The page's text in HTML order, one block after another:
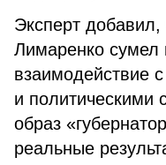
Эксперт добавил,
Лимаренко сумел
взаимодействие
и политическими
образ
реальные